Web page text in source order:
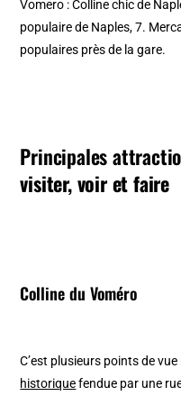
Vomero : Colline chic de
populaire de Naples, 7.
populaires près de la gare.
Principales
visiter, voir et faire
Colline du Voméro
C’est plusieurs points de
historiquefendue par une